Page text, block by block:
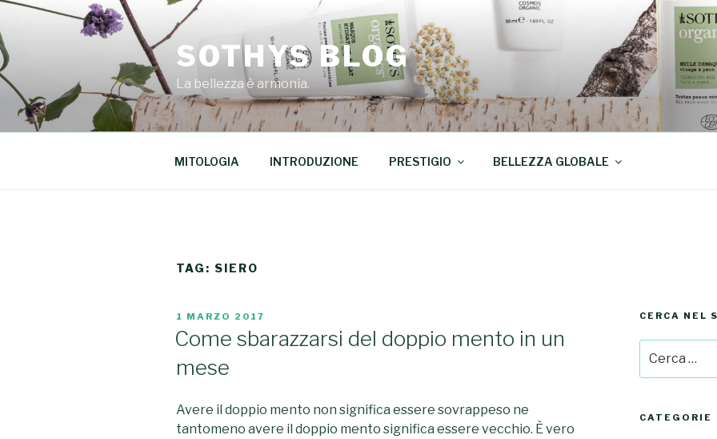
Salta
al
contenuto
SOTHYS BLOG
La bellezza è armonia.
MITOLOGIA INTRODUZIONE PRESTIGIO BELLEZZA GLOBALE
TAG: SIERO
PUBBLICATO
IL
1 MARZO 2017
Come sbarazzarsi del doppio mento in un
mese
Avere il doppio mento non significa essere sovrappeso ne
tantomeno avere il doppio mento significa essere vecchio. È vero
CERCA NEL
CATEGORIE